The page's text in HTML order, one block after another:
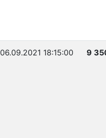
06.09.2021 18:15:00 9